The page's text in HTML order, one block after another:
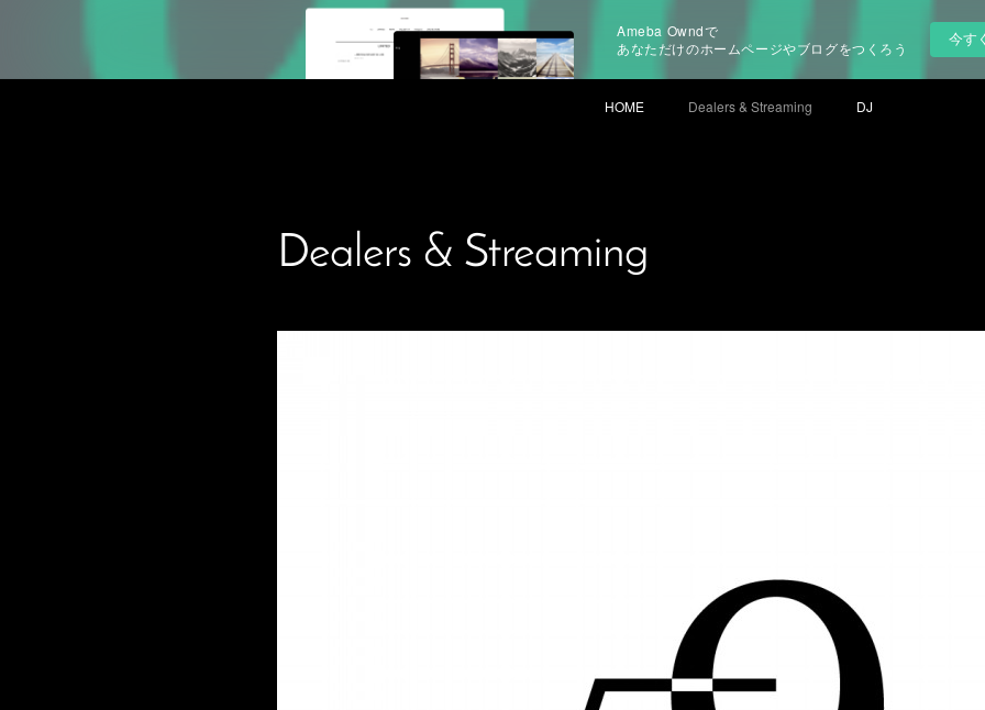
Ameba Owndで
あなただけのホームページやブログをつくろう
今す
HOME Dealers & Streaming DJ
Dealers & Streaming